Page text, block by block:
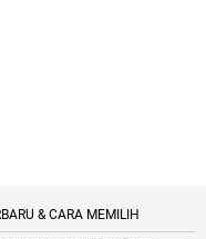
& CARA MEMILIH